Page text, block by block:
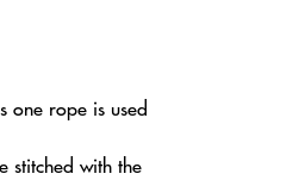
one rope is used
stitched with the